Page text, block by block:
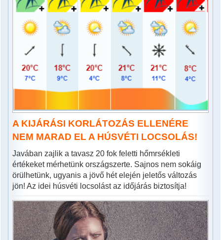
A KIJÁRÁSI KORLÁTOZÁS ELLENÉRE
NEM MARAD EL A HÚSVÉTI LOCSOLÁS!
Javában zajlik a tavasz 20 fok feletti hőmrsékleti
értékeket mérhetünk országszerte. Sajnos nem sokáig
örülhetünk, ugyanis a jövő hét elején jeletős változás
jön! Az idei húsvéti locsolást az időjárás biztosítja!